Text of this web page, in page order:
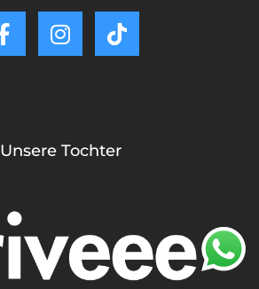
Unsere Tochter